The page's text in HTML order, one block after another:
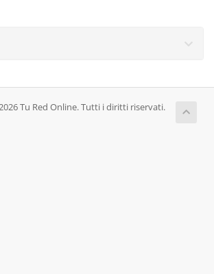
Tu Red Online. Tutti i diritti riservati.